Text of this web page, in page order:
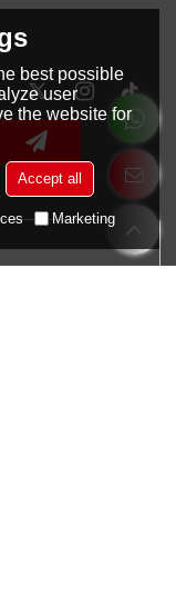
best possible
user
the website for
Accept all
Marketing